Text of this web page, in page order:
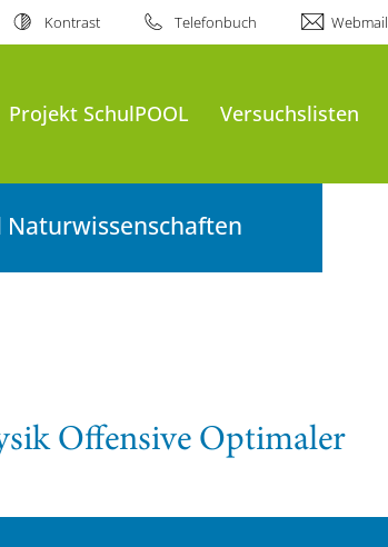
Kontrast Telefonbuch Webmail
Projekt SchulPOOL Versuchslisten
Offensive Optimaler